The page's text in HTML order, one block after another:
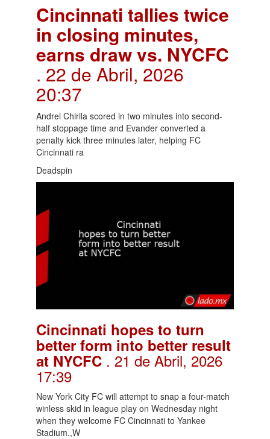
Cincinnati tallies twice
in closing minutes,
earns draw vs. NYCFC
. 22 de Abril, 2026
20:37
Andrei Chirila scored in two minutes into second-
half stoppage time and Evander converted a
penalty kick three minutes later, helping FC
Cincinnati ra
Deadspin
Cincinnati hopes to turn
better form into better result
at NYCFC . 21 de Abril, 2026
17:39
New York City FC will attempt to snap a four-match
winless skid in league play on Wednesday night
when they welcome FC Cincinnati to Yankee
Stadium.,W